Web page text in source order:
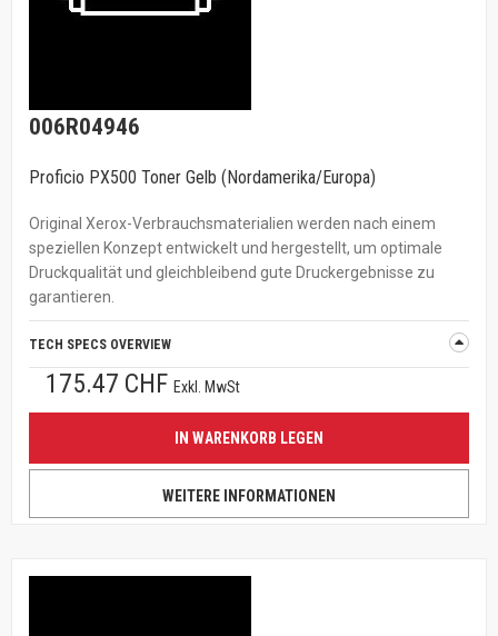
006R04946
Proficio PX500 Toner Gelb (Nordamerika/Europa)
Original Xerox-Verbrauchsmaterialien werden nach einem
speziellen Konzept entwickelt und hergestellt, um optimale
Druckqualität und gleichbleibend gute Druckergebnisse zu
garantieren.
TECH SPECS OVERVIEW
175.47 CHF Exkl. MwSt
IN WARENKORB LEGEN
WEITERE INFORMATIONEN